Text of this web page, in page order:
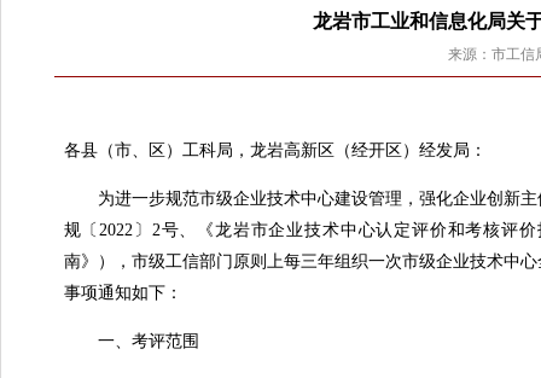
龙岩市工业和信息化局关
来源：市工信
各县（市、区）工科局，龙岩高新区（经开区）经发局：
为进一步规范市级企业技术中心建设管理，强化企业创新主
规〔2022〕2号、《龙岩市企业技术中心认定评价和考核评
南》），市级工信部门原则上每三年组织一次市级企业技术中
事项通知如下：
一、考评范围